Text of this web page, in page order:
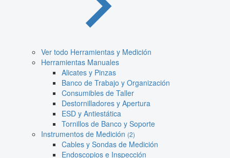
Ver todo Herramientas y Medición
Herramientas Manuales
Alicates y Pinzas
Banco de Trabajo y Organización
Consumibles de Taller
Destornilladores y Apertura
ESD y Antiestática
Tornillos de Banco y Soporte
Instrumentos de Medición (2)
Cables y Sondas de Medición
Endoscopios e Inspección